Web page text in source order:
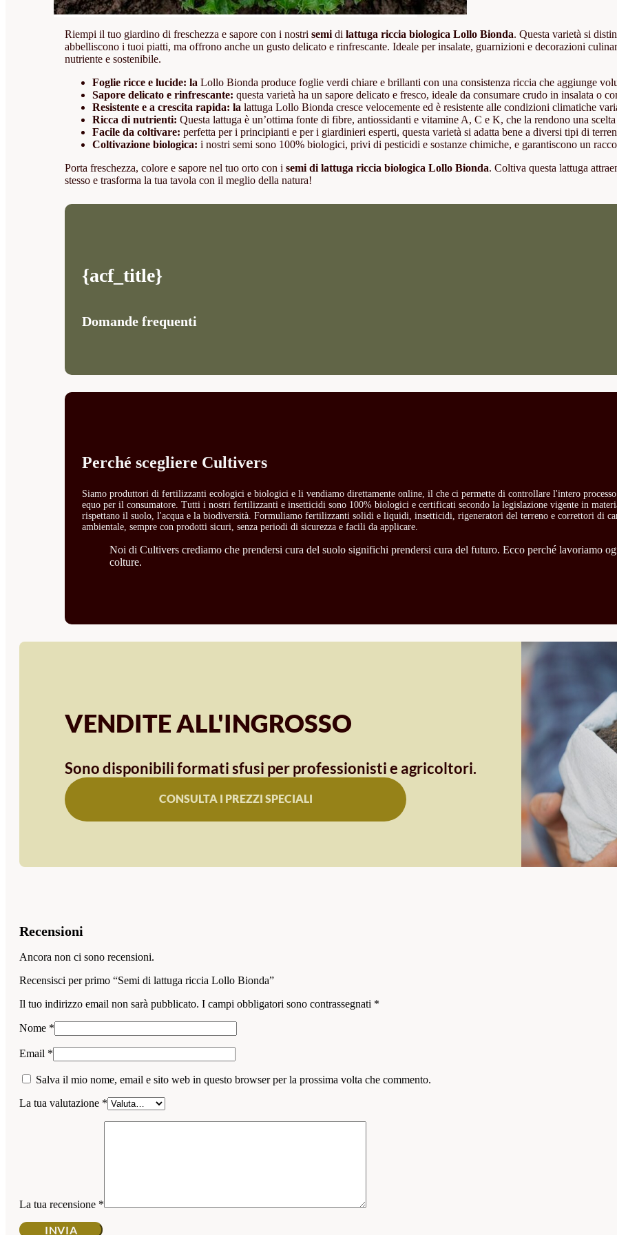
Riempi il tuo giardino di freschezza e sapore con i nostrisemi dilattuga riccia biologica Lollo Bionda. Questa varietà si
abbelliscono i tuoi piatti, ma offrono anche un gusto delicato e rinfrescante. Ideale per insalate, guarnizioni e decorazioni
nutriente e sostenibile.
Foglie ricce e lucide: la Lollo Bionda produce foglie verdi chiare e brillanti con una consistenza riccia che aggiunge
Sapore delicato e rinfrescante: questa varietà ha un sapore delicato e fresco, ideale da consumare crudo in insalata o
Resistente e a crescita rapida: la lattuga Lollo Bionda cresce velocemente ed è resistente alle condizioni climatiche
Ricca di nutrienti: Questa lattuga è un’ottima fonte di fibre, antiossidanti e vitamine A, C e K, che la rendono una
Facile da coltivare: perfetta per i principianti e per i giardinieri esperti, questa varietà si adatta bene a diversi tipi di
Coltivazione biologica: i nostri semi sono 100% biologici, privi di pesticidi e sostanze chimiche, e garantiscono un
Porta freschezza, colore e sapore nel tuo orto con isemi di lattuga riccia biologica Lollo Bionda. Coltiva questa lattuga
stesso e trasforma la tua tavola con il meglio della natura!
{acf_title}
Domande frequenti
Perché scegliere Cultivers
Siamo produttori di fertilizzanti ecologici e biologici e li vendiamo direttamente online, il che ci permette di controllare l'intero
equo per il consumatore. Tutti i nostri fertilizzanti e insetticidi sono 100% biologici e certificati secondo la legislazione vigente in
rispettano il suolo, l'acqua e la biodiversità. Formuliamo fertilizzanti solidi e liquidi, insetticidi, rigeneratori del terreno e correttori di
ambientale, sempre con prodotti sicuri, senza periodi di sicurezza e facili da applicare.
Noi di Cultivers crediamo che prendersi cura del suolo significhi prendersi cura del futuro. Ecco perché lavoriamo
colture.
VENDITE ALL'INGROSSO
Sono disponibili formati sfusi per professionisti e agricoltori.
CONSULTA I PREZZI SPECIALI
Recensioni
Ancora non ci sono recensioni.
Recensisci per primo “Semi di lattuga riccia Lollo Bionda”
Il tuo indirizzo email non sarà pubblicato. I campi obbligatori sono contrassegnati *
Nome *
Email *
Salva il mio nome, email e sito web in questo browser per la prossima volta che commento.
La tua valutazione *
La tua recensione *